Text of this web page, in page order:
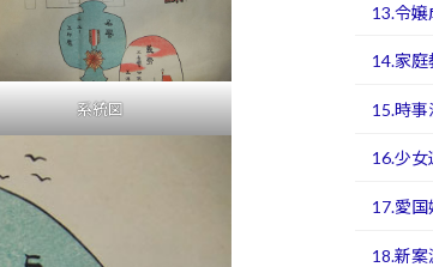
系統図
13.令嬢
14.家庭
15.時
16.少
17.愛国
18.新